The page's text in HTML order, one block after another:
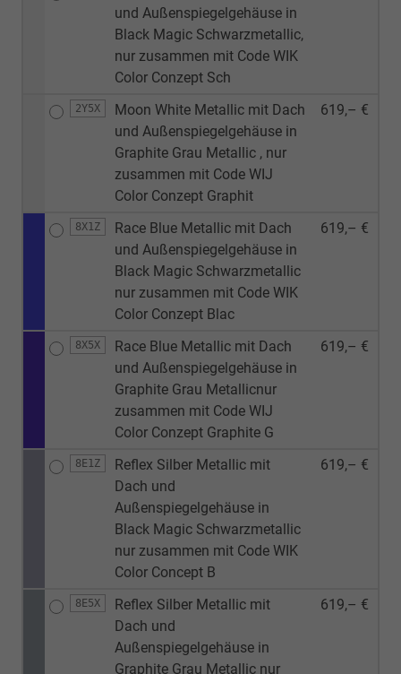
und Außenspiegelgehäuse in
Black Magic Schwarzmetallic,
nur zusammen mit Code WIK
Color Conzept Sch
2Y5X
Moon White Metallic mit Dach
und Außenspiegelgehäuse in
Graphite Grau Metallic , nur
zusammen mit Code WIJ
Color Conzept Graphit
619,– €
8X1Z
Race Blue Metallic mit Dach
und Außenspiegelgehäuse in
Black Magic Schwarzmetallic
nur zusammen mit Code WIK
Color Conzept Blac
619,– €
8X5X
Race Blue Metallic mit Dach
und Außenspiegelgehäuse in
Graphite Grau Metallicnur
zusammen mit Code WIJ
Color Conzept Graphite G
619,– €
8E1Z
Reflex Silber Metallic mit
Dach und
Außenspiegelgehäuse in
Black Magic Schwarzmetallic
nur zusammen mit Code WIK
Color Concept B
619,– €
8E5X
Reflex Silber Metallic mit
Dach und
Außenspiegelgehäuse in
Graphite Grau Metallic nur
619,– €